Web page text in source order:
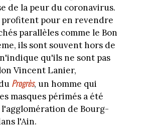
de la peur du coronavirus.
profitent pour en revendre
parallèles comme le Bon
ils sont souvent hors de
qu'ils ne sont pas
Vincent Lanier,
Progrès, un homme qui
masques périmés a été
de Bourg-
l'Ain.